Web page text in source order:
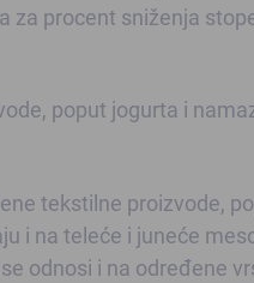
procent sniženja
poput jogurta i
tekstilne proizvode,
i na teleće i juneće
odnosi i na određene